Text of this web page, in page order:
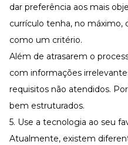
dar preferência aos mais
currículo tenha, no máximo,
como um critério.
Além de atrasarem o
com informações
requisitos não atendidos.
bem estruturados.
5. Use a tecnologia ao seu
Atualmente, existem